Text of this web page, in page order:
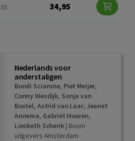
34,95
Nederlands voor
anderstaligen
Bondi Sciarone, Piet Meijer,
Conny Wesdijk, Sonja van
Boxtel, Astrid van Laar, Jeanet
Annema, Gabriël Hoezen,
Liesbeth Schenk| Boom
uitgevers Amsterdam